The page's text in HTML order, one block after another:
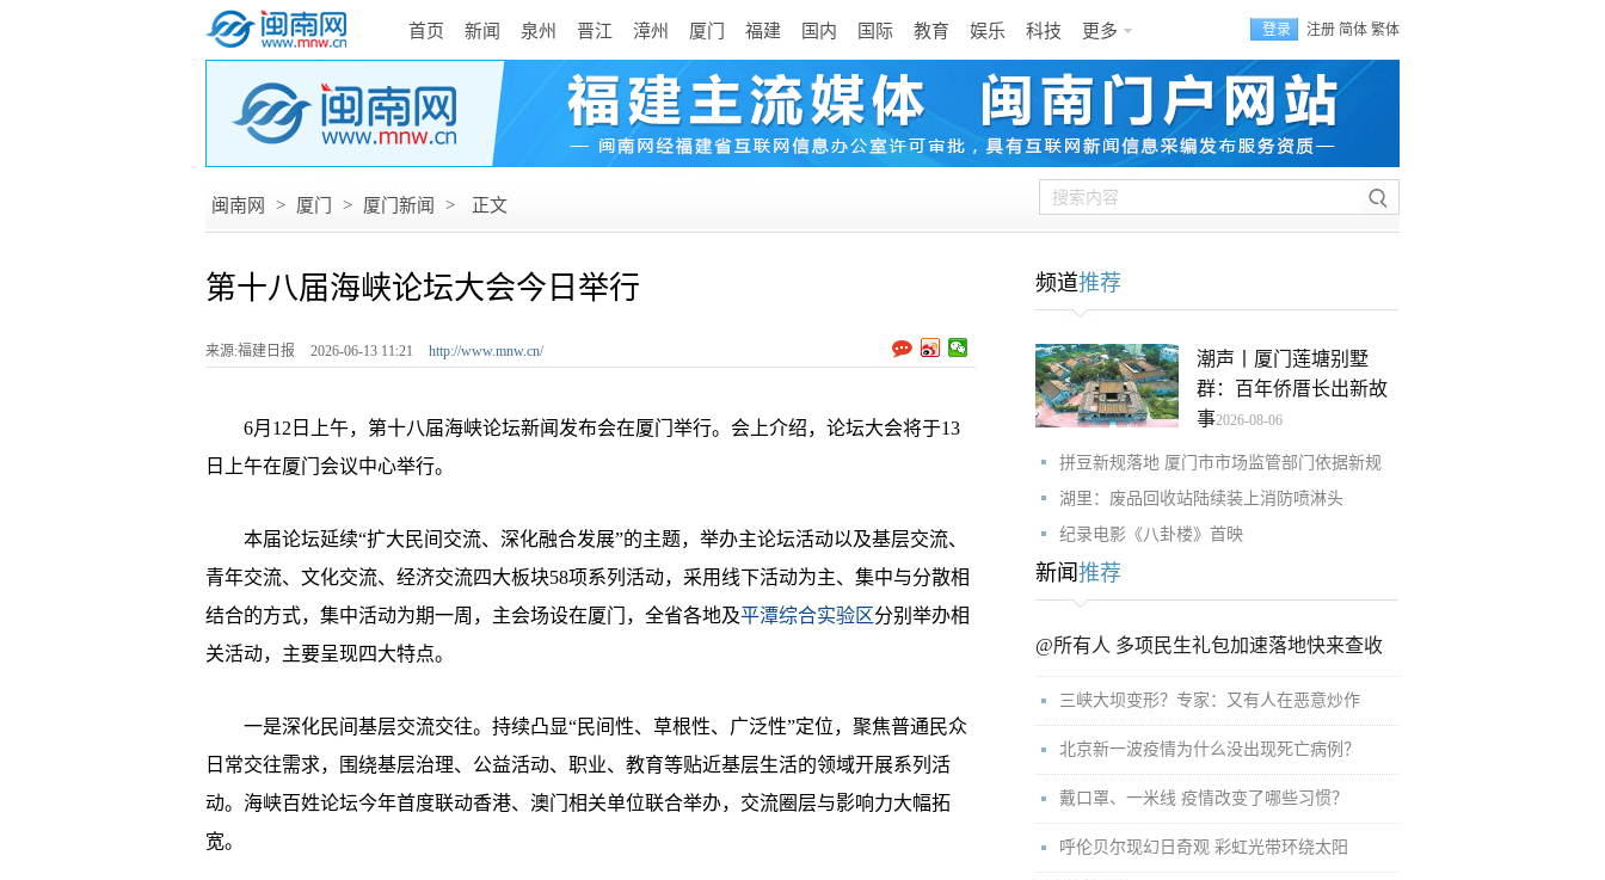
首页 新闻 泉州 晋江 漳州 厦门 福建 国内 国际 教育 娱乐 科技 更多 登录 注册 简体 繁体
闽南网 > 厦门 > 厦门新闻 > 正文
第十八届海峡论坛大会今日举行
来源:福建日报 2026-06-13 11:21 http://www.mnw.cn/
6月12日上午，第十八届海峡论坛新闻发布会在厦门举行。会上介绍，论坛大会将于13
日上午在厦门会议中心举行。
本届论坛延续“扩大民间交流、深化融合发展”的主题，举办主论坛活动以及基层交流、
青年交流、文化交流、经济交流四大板块58项系列活动，采用线下活动为主、集中与分散相
结合的方式，集中活动为期一周，主会场设在厦门，全省各地及平潭综合实验区分别举办相
关活动，主要呈现四大特点。
一是深化民间基层交流交往。持续凸显“民间性、草根性、广泛性”定位，聚焦普通民众
日常交往需求，围绕基层治理、公益活动、职业、教育等贴近基层生活的领域开展系列活
动。海峡百姓论坛今年首度联动香港、澳门相关单位联合举办，交流圈层与影响力大幅拓
宽。
频道推荐
潮声丨厦门莲塘别墅
群：百年侨厝长出新故
事2026-08-06
拼豆新规落地 厦门市市场监管部门依据新规
湖里：废品回收站陆续装上消防喷淋头
纪录电影《八卦楼》首映
新闻 推荐
@所有人 多项民生礼包加速落地快来查收
三峡大坝变形？专家：又有人在恶意炒作
北京新一波疫情为什么没出现死亡病例？
戴口罩、一米线 疫情改变了哪些习惯？
呼伦贝尔现幻日奇观 彩虹光带环绕太阳